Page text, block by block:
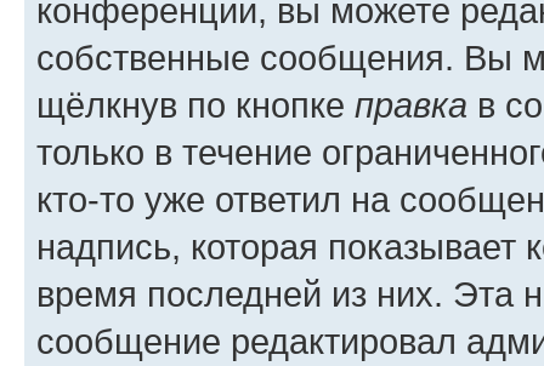
конференции, вы можете
собственные сообщения. Вы
щёлкнув по кнопке правка в
только в течение
кто-то уже ответил на
надпись, которая показывает
время последней из них. Эта
сообщение редактировал